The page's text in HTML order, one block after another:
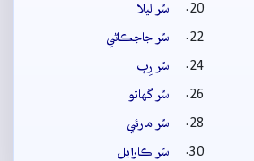
سُر ليلا
سُر جاجڪاڻي
سُر رِپ
سُر گهاتو
سُر مارئي
سُر ڪارايل